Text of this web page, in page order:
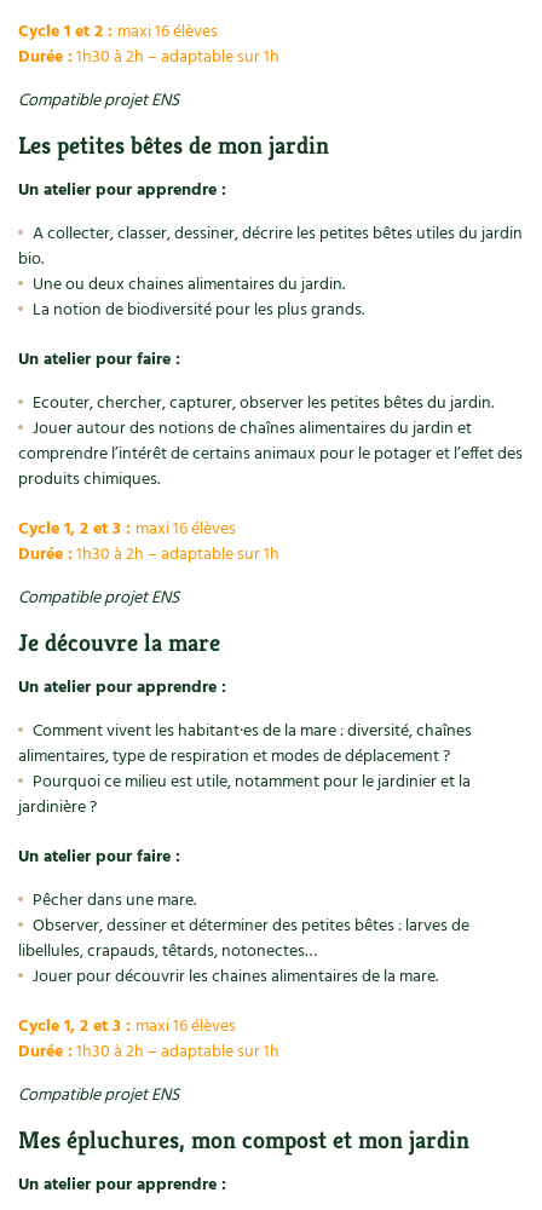
Les 4 saisons
Archives
Carnets de saison
Tous au jardin ! avec Pascal
La vie secrète du jardin
Cycle 1 et 2 : maxi 16 élèves
Durée :1h30 à 2h – adaptable sur 1h
Compatible projet ENS
Les petites bêtes de mon jardin
Un atelier pour apprendre :
A collecter, classer, dessiner, décrire les petites bêtes utiles du jardin
bio.
Une ou deux chaines alimentaires du jardin.
La notion de biodiversité pour les plus grands.
Un atelier pour faire :
Ecouter, chercher, capturer, observer les petites bêtes du jardin.
Jouer autour des notions de chaînes alimentaires du jardin et
comprendre l’intérêt de certains animaux pour le potager et l’effet des
produits chimiques.
Cycle 1, 2 et 3 : maxi 16 élèves
Durée :1h30 à 2h – adaptable sur 1h
Compatible projet ENS
Je découvre la mare
Un atelier pour apprendre :
Comment vivent les habitant·es de la mare : diversité, chaînes
alimentaires, type de respiration et modes de déplacement ?
Pourquoi ce milieu est utile, notamment pour le jardinier et la
jardinière ?
Un atelier pour faire :
Pêcher dans une mare.
Observer, dessiner et déterminer des petites bêtes : larves de
libellules, crapauds, têtards, notonectes…
Jouer pour découvrir les chaines alimentaires de la mare.
Cycle 1, 2 et 3 : maxi 16 élèves
Durée :1h30 à 2h – adaptable sur 1h
Compatible projet ENS
Mes épluchures, mon compost et mon jardin
Un atelier pour apprendre :